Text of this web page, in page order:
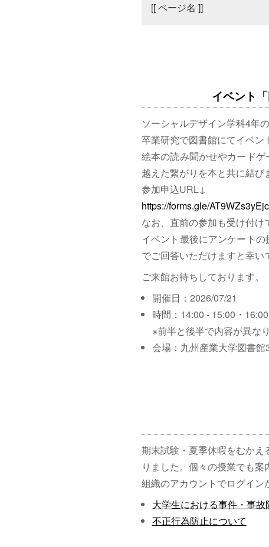
[[ ページ名 ]]
イベント
ソーシャルデザイン学科4年の
卒業研究で図書館にてイベン
絵本の読み聞かせやカード
越えた繋がりを本と共に結び
参加申込URL↓
https://forms.gle/
なお、直前の参加も受け付け
イベント最後にアンケート
でご回答いただけますと幸い
ご来館お待ちしております。
開催日：2026/07/21
時間：14:00 - 15:00・
※前半と後半で内容が異な
会場：九州産業大学図書館
期末試験・夏季休暇をむか
りました。個々の授業でも
組織のアカウントでログイン
大学生における事件・事故
不正行為防止について